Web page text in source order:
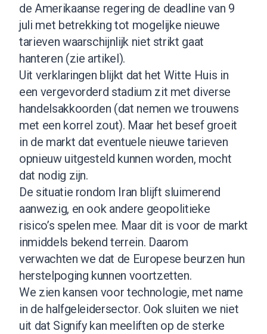
de Amerikaanse regering de deadline van 9
juli met betrekking tot mogelijke nieuwe
tarieven waarschijnlijk niet strikt gaat
hanteren (zie artikel).
Uit verklaringen blijkt dat het Witte Huis in
een vergevorderd stadium zit met diverse
handelsakkoorden (dat nemen we trouwens
met een korrel zout). Maar het besef groeit
in de markt dat eventuele nieuwe tarieven
opnieuw uitgesteld kunnen worden, mocht
dat nodig zijn.
De situatie rondom Iran blijft sluimerend
aanwezig, en ook andere geopolitieke
risico’s spelen mee. Maar dit is voor de markt
inmiddels bekend terrein. Daarom
verwachten we dat de Europese beurzen hun
herstelpoging kunnen voortzetten.
We zien kansen voor technologie, met name
in de halfgeleidersector. Ook sluiten we niet
uit dat Signify kan meeliften op de sterke